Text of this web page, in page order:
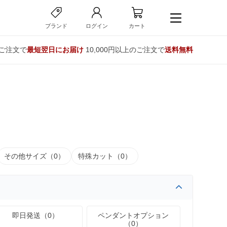
ブランド ログイン カート
注文で最短翌日にお届け10,000円以上のご注文で送料無料
その他サイズ（0） 特殊カット（0）
即日発送（0）
ペンダントオプション
（0）